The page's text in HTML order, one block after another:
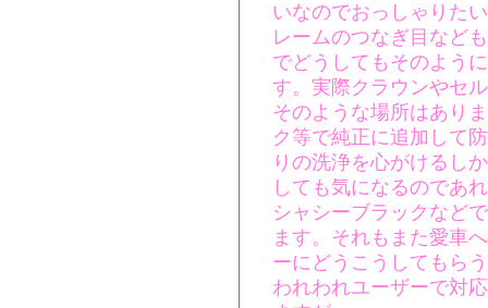
いなのでおっしゃりた
レームのつなぎ目など
でどうしてもそのよう
す。実際クラウンやセ
そのような場所はあり
ク等で純正に追加して
りの洗浄を心がけるし
しても気になるのであ
シャシーブラックなど
ます。それもまた愛車
ーにどうこうしてもら
われわれユーザーで対